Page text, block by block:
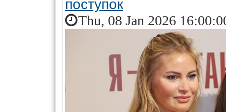
поступок
Thu, 08 Jan 2026